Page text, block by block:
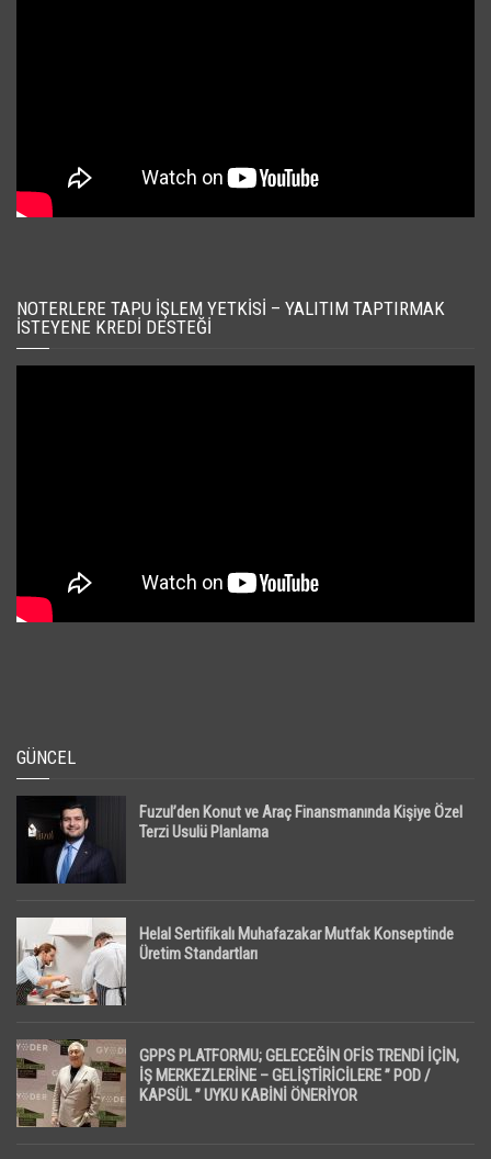
NOTERLERE TAPU İŞLEM YETKISI – YALITIM TAPTIRMAK
İSTEYENE KREDI DESTEĞI
GÜNCEL
Fuzul’den Konut ve Araç Finansmanında Kişiye Özel
Terzi Usulü Planlama
Helal Sertifikalı Muhafazakar Mutfak Konseptinde
Üretim Standartları
GPPS PLATFORMU; GELECEĞİN OFİS TRENDİ İÇİN,
İŞ MERKEZLERİNE – GELİŞTİRİCİLERE ” POD /
KAPSÜL ” UYKU KABİNİ ÖNERİYOR